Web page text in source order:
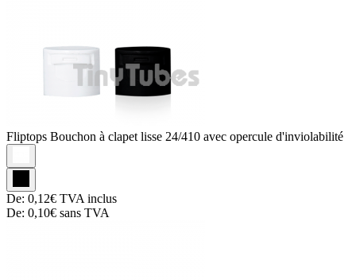
Fliptops Bouchon à clapet lisse 24/410 avec opercule d'inviolabilité
De: 0,12€ TVA inclus
De: 0,10€ sans TVA